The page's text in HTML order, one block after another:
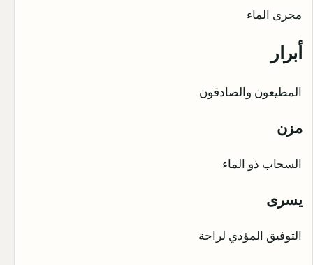
مجرى الماء
أبرار
المطيعون والصادقون
مزن
السحاب ذو الماء
يسرى
التوفيق المؤدي لراحة